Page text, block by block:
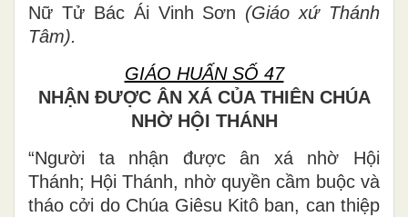
Nữ Tử Bác Ái Vinh Sơn (Giáo xứ Thánh
Tâm).
GIÁO HUẤN SỐ 47
NHẬN ĐƯỢC ÂN XÁ CỦA THIÊN CHÚA
NHỜ HỘI THÁNH
“Người ta nhận được ân xá nhờ Hội
Thánh; Hội Thánh, nhờ quyền cầm buộc và
tháo cởi do Chúa Giêsu Kitô ban, can thiệp